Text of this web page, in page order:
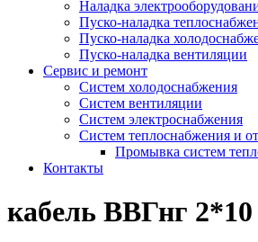
Наладка
Пуско-наладка
Пуско-наладка
Пуско-наладка вентиляции
Сервис и ремонт
Систем холодоснабжения
Систем вентиляции
Систем электроснабжения
Систем теплоснабжения и
Промывка систем
Контакты
кабель ВВГнг 2*10